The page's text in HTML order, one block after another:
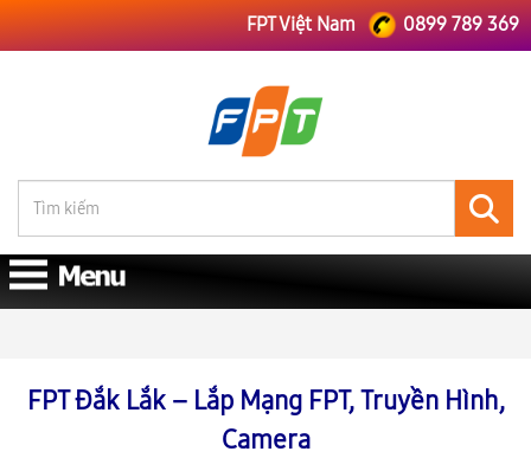
FPT Việt Nam 0899 789 369
FPT Đắk Lắk – Lắp Mạng FPT, Truyền Hình,
Camera